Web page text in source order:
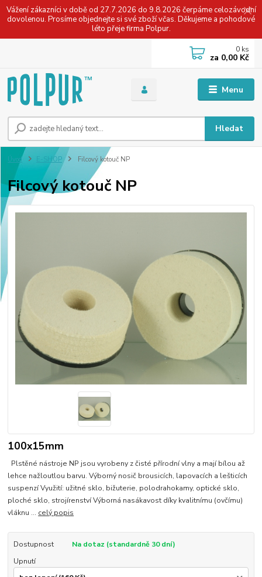
Vážení zákazníci v době od 27.7.2026 do 9.8.2026 čerpáme celozávodní
dovolenou. Prosíme objednejte si své zboží včas. Děkujeme a pohodové
léto přeje firma Polpur.
Menu
Hledat
0 ks
za 0,00 Kč
Úvod E-SHOP Filcový kotouč NP
Filcový kotouč NP
100x15mm
Plstěné nástroje NP jsou vyrobeny z čisté přírodní vlny a mají bílou až
lehce nažloutlou barvu. Výborný nosič brousicích, lapovacích a lešticích
suspenzí Využití: užitné sklo, bižuterie, polodrahokamy, optické sklo,
ploché sklo, strojírenství Výborná nasákavost díky kvalitnímu (ovčímu)
vláknu ... celý popis
Dostupnost
Na dotaz (standardně 30 dní)
Upnutí